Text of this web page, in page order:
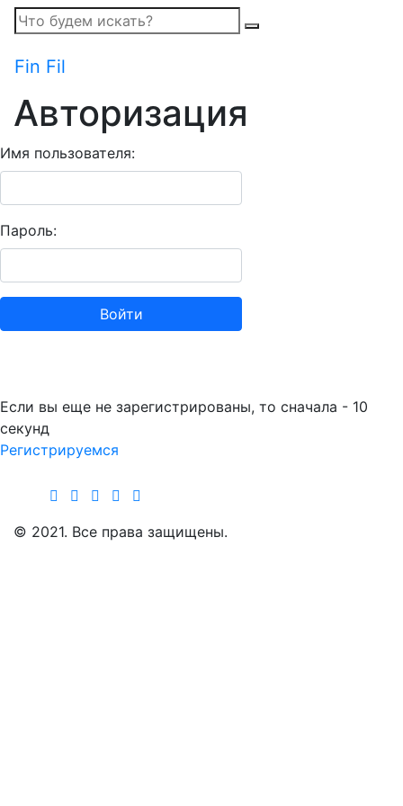
Fin Fil
Авторизация
Имя пользователя:
Пароль:
Войти
Если вы еще не зарегистрированы, то сначала - 10
секунд
Регистрируемся
© 2021. Все права защищены.